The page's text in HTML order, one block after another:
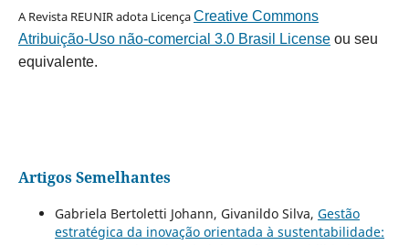
A Revista REUNIR adota LicençaCreative Commons
Atribuição-Uso não-comercial 3.0 Brasil Licenseou seu
equivalente.
Artigos Semelhantes
Gabriela Bertoletti Johann, Givanildo Silva, Gestão
estratégica da inovação orientada à sustentabilidade: